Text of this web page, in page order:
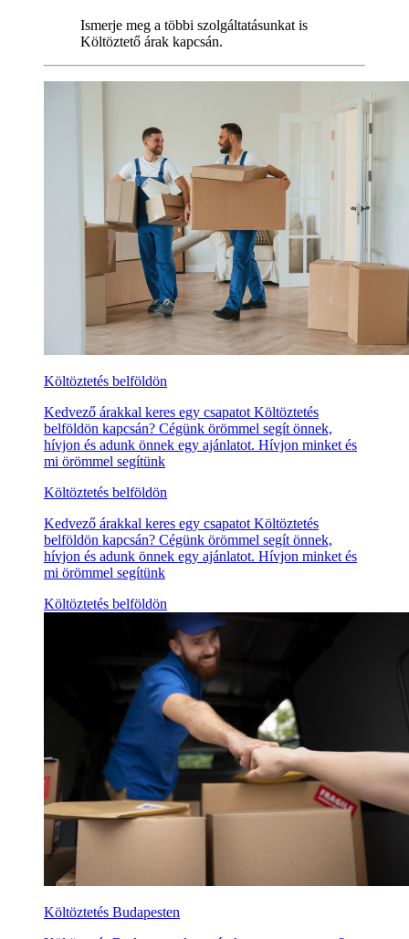
Ismerje meg a többi szolgáltatásunkat is
Költöztető árak kapcsán.
Költöztetés belföldön
Kedvező árakkal keres egy csapatot Költöztetés
belföldön kapcsán? Cégünk örömmel segít önnek,
hívjon és adunk önnek egy ajánlatot. Hívjon minket és
mi örömmel segítünk
Költöztetés belföldön
Kedvező árakkal keres egy csapatot Költöztetés
belföldön kapcsán? Cégünk örömmel segít önnek,
hívjon és adunk önnek egy ajánlatot. Hívjon minket és
mi örömmel segítünk
Költöztetés belföldön
Költöztetés Budapesten